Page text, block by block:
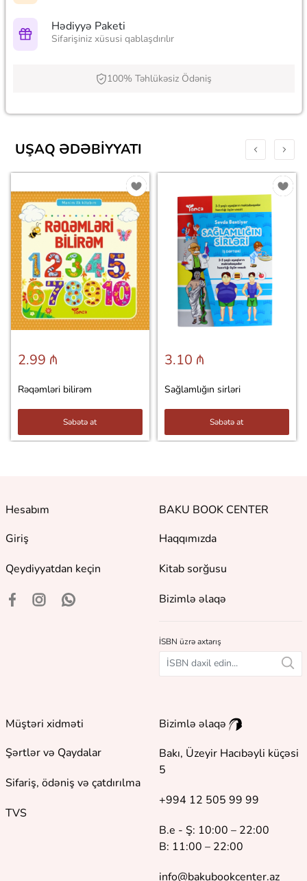
Hədiyyə Paketi
Sifarişiniz xüsusi qablaşdırılır
100% Təhlükəsiz Ödəniş
UŞAQ ƏDƏBIYYATI
2.99 ₼
Rəqəmləri bilirəm
Səbətə at
3.10 ₼
Sağlamlığın sirləri
Səbətə at
Hesabım
Giriş
Qeydiyyatdan keçin
BAKU BOOK CENTER
Haqqımızda
Kitab sorğusu
Bizimlə əlaqə
İSBN üzrə axtarış
Müştəri xidməti
Şərtlər və Qaydalar
Sifariş, ödəniş və çatdırılma
TVS
Bizimlə əlaqə
Bakı, Üzeyir Hacıbəyli küçəsi
5
+994 12 505 99 99
B.e - Ş: 10:00 – 22:00
B: 11:00 – 22:00
info@bakubookcenter.az